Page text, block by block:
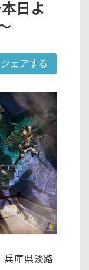
日よ
シェアする
兵庫県淡路